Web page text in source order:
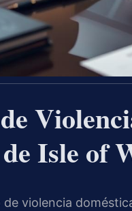
Isle of
violencia